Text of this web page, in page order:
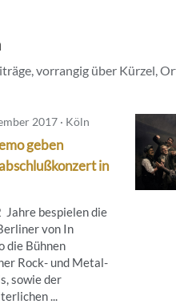
vorrangig über Kürzel,
2017 · Köln
geben
in
Jahre bespielen die
von In
die Bühnen
Rock- und Metal-
sowie der
...